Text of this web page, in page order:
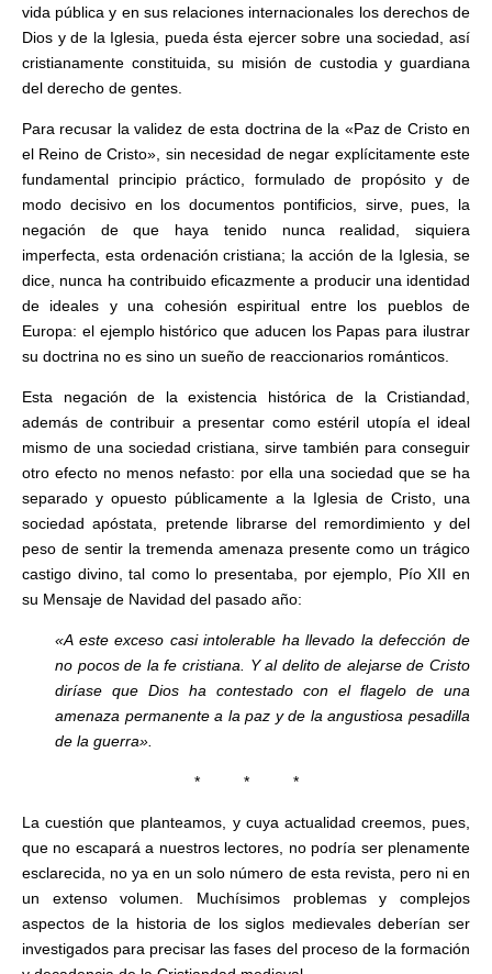
vida pública y en sus relaciones internacionales los derechos de
Dios y de la Iglesia, pueda ésta ejercer sobre una sociedad, así
cristianamente constituida, su misión de custodia y guardiana
del derecho de gentes.
Para recusar la validez de esta doctrina de la «Paz de Cristo en
el Reino de Cristo», sin necesidad de negar explícitamente este
fundamental principio práctico, formulado de propósito y de
modo decisivo en los documentos pontificios, sirve, pues, la
negación de que haya tenido nunca realidad, siquiera
imperfecta, esta ordenación cristiana; la acción de la Iglesia, se
dice, nunca ha contribuido eficazmente a producir una identidad
de ideales y una cohesión espiritual entre los pueblos de
Europa: el ejemplo histórico que aducen los Papas para ilustrar
su doctrina no es sino un sueño de reaccionarios románticos.
Esta negación de la existencia histórica de la Cristiandad,
además de contribuir a presentar como estéril utopía el ideal
mismo de una sociedad cristiana, sirve también para conseguir
otro efecto no menos nefasto: por ella una sociedad que se ha
separado y opuesto públicamente a la Iglesia de Cristo, una
sociedad apóstata, pretende librarse del remordimiento y del
peso de sentir la tremenda amenaza presente como un trágico
castigo divino, tal como lo presentaba, por ejemplo, Pío XII en
su Mensaje de Navidad del pasado año:
«A este exceso casi intolerable ha llevado la defección de
no pocos de la fe cristiana. Y al delito de alejarse de Cristo
diríase que Dios ha contestado con el flagelo de una
amenaza permanente a la paz y de la angustiosa pesadilla
de la guerra».
* * *
La cuestión que planteamos, y cuya actualidad creemos, pues,
que no escapará a nuestros lectores, no podría ser plenamente
esclarecida, no ya en un solo número de esta revista, pero ni en
un extenso volumen. Muchísimos problemas y complejos
aspectos de la historia de los siglos medievales deberían ser
investigados para precisar las fases del proceso de la formación